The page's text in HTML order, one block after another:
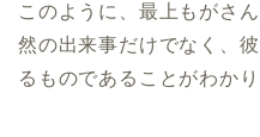
このように、最上もがさ
然の出来事だけでなく、
るものであることがわかり